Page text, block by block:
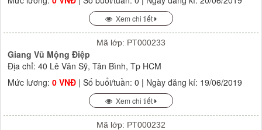
Xem chi tiết
Mã lớp: PT000233
Giang Vũ Mộng Điệp
Địa chỉ: 40 Lê Văn Sỹ, Tân Bình, Tp HCM
Mức lương: 0 VNĐ | Số buổi/tuần: 0 | Ngày đăng kí: 19/06/2019
Xem chi tiết
Mã lớp: PT000232